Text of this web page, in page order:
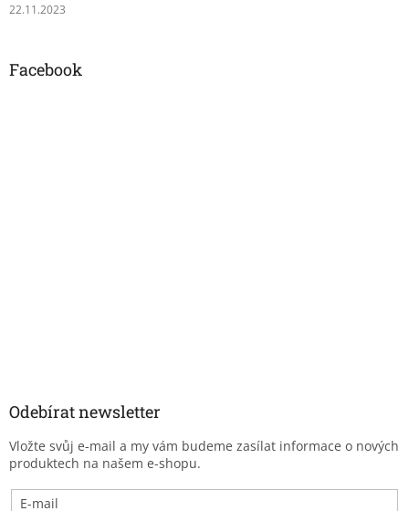
22.11.2023
Facebook
Odebírat newsletter
Vložte svůj e-mail a my vám budeme zasílat informace o nových
produktech na našem e-shopu.
E-mail